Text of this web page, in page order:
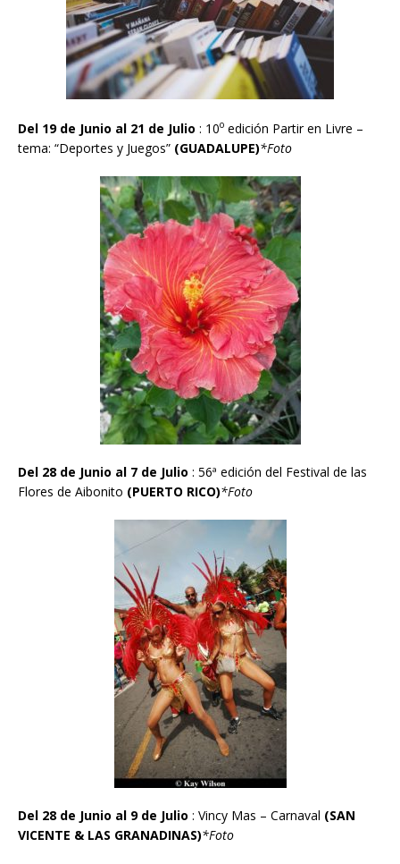
Del 19 de Junio al 21 de Julio : 10o edición Partir en Livre –
tema: “Deportes y Juegos” (GUADALUPE)*Foto
Del 28 de Junio al 7 de Julio : 56ª edición del Festival de las
Flores de Aibonito (PUERTO RICO)*Foto
Del 28 de Junio al 9 de Julio : Vincy Mas – Carnaval (SAN
VICENTE & LAS GRANADINAS)*Foto